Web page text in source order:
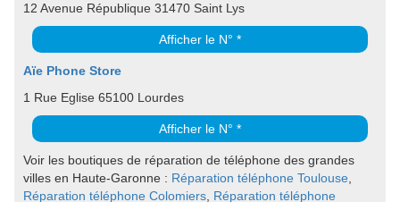
12 Avenue République 31470 Saint Lys
Afficher le N° *
Aïe Phone Store
1 Rue Eglise 65100 Lourdes
Afficher le N° *
Voir les boutiques de réparation de téléphone des grandes
villes en Haute-Garonne : Réparation téléphone Toulouse
Réparation téléphone Colomiers Réparation téléphone